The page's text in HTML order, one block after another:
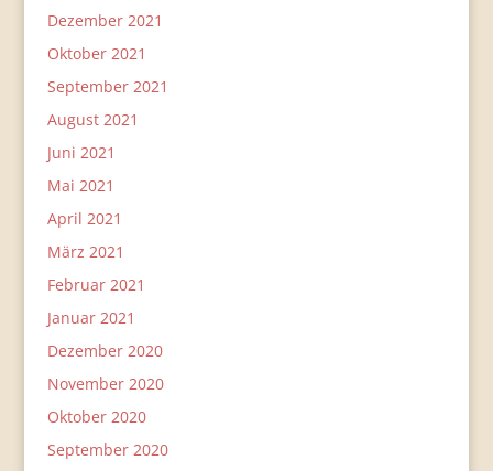
Dezember 2021
Oktober 2021
September 2021
August 2021
Juni 2021
Mai 2021
April 2021
März 2021
Februar 2021
Januar 2021
Dezember 2020
November 2020
Oktober 2020
September 2020